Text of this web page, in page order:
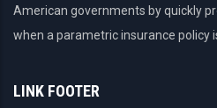
American governments by quickly
when a parametric insurance policy
LINK FOOTER